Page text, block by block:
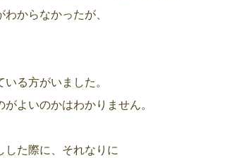
からなかったが、
る方がいました。
よいのかはわかりません。
た際に、それなりに